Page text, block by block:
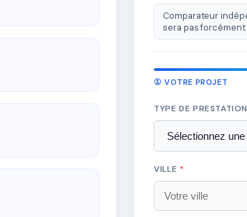
Comparateur
sera pas
① VOTRE PROJET
TYPE DE PRESTATION
VILLE *